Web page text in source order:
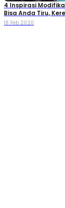
4 Inspirasi
Bisa Anda Tiru,
18 Feb 2020